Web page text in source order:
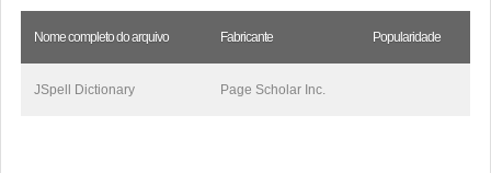
Nome completo do arquivo Fabricante Popularidade
JSpell Dictionary Page Scholar Inc.